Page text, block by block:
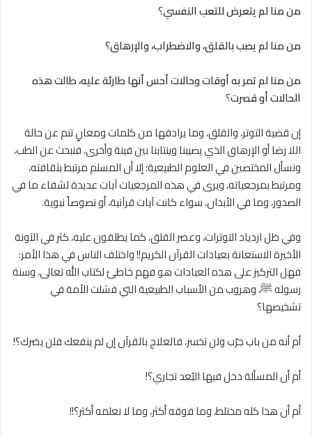
من منا لم يتعرض للتعب النفسي؟
من منا لم يصب بالقلق، والاضطراب، والإرهاق؟
من منا لم تمر به أوقات وحالات أحس أنها طارئة عليه، طالت هذه
الحالات أو قصرت؟
إن قضية التوتر، والقلق، وما يرادفها من كلمات ومعانٍ تنم عن حالة
اللا رضا أو الإرهاق الذي يصيبنا وينتابنا بين فينة وأخرى، فنبحث عن الطب،
ونسأل المختصين في العلوم الطبيعية؛ إلا أن المسلم مرتبط بثقافته،
ومرتبط بمرجعياته، ويرى في هذه المرجعيات آيات عديدة لشفاء ما في
الصدور، وما في الأبدان، سواء كانت آيات قرآنية، أو نصوصاً نبوية.
وفي ظل ازدياد التوترات، وعصر القلق، كما يطلقون عليه، كثر في الآونة
الأخيرة الاستعانة بعيادات القرآن الكريم!! واختلف الناس في هذا الأمر:
فهل التركيز على هذه العيادات هو فهم خاطئ لكتاب الله تعالى، وسنة
رسوله ﷺ، وهروب من الأسباب الطبيعية التي فشلت الأمة في
تشخيصها؟
أم أنه من باب جرّب ولن تخسر، فالعلاج بالقرآن إن لم ينفعك فلن يضرك؟!
أم أن المسألة دخل فيها البُعد تجاري؟!
أم أن هذا كله مختلط، وما فوقه أكثر، وما لا نعلمه أكثر؟!!